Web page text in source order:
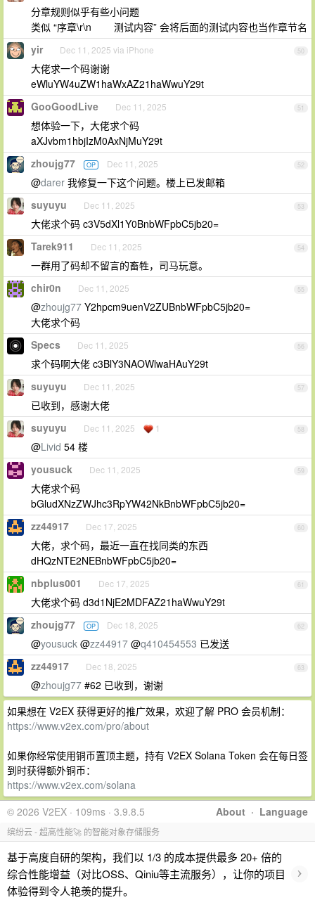
分章规则似乎有些小问题
类似 “序章\r\n 测试内容” 会将后面的测试内容也当作章节名
50
yir Dec 11, 2025 via iPhone
大佬求一个码谢谢
eWluYW4uZW1haWxAZ21haWwuY29t
51
GooGoodLive Dec 11, 2025
想体验一下，大佬求个码
aXJvbm1hbjIzM0AxNjMuY29t
52
zhoujg77 OP Dec 11, 2025
@darer 我修复一下这个问题。楼上已发邮箱
53
suyuyu Dec 11, 2025
大佬求个码 c3V5dXl1Y0BnbWFpbC5jb20=
54
Tarek911 Dec 11, 2025
一群用了码却不留言的畜牲，司马玩意。
55
chir0n Dec 11, 2025
@zhoujg77 Y2hpcm9uenV2ZUBnbWFpbC5jb20=
大佬求个码
56
Specs Dec 11, 2025
求个码啊大佬 c3BlY3NAOWlwaHAuY29t
57
suyuyu Dec 11, 2025
已收到，感谢大佬
58
suyuyu Dec 11, 2025 1
@Livid 54 楼
59
yousuck Dec 11, 2025
大佬求个码
bGludXNzZWJhc3RpYW42NkBnbWFpbC5jb20=
60
zz44917 Dec 17, 2025
大佬，求个码，最近一直在找同类的东西
dHQzNTE2NEBnbWFpbC5jb20=
61
nbplus001 Dec 17, 2025
大佬求个码 d3d1NjE2MDFAZ21haWwuY29t
62
zhoujg77 OP Dec 18, 2025
@yousuck @zz44917 @q410454553 已发送
63
zz44917 Dec 18, 2025
@zhoujg77 #62 已收到，谢谢
如果想在 V2EX 获得更好的推广效果，欢迎了解 PRO 会员机制：
https://www.v2ex.com/pro/about
如果你经常使用铜币置顶主题，持有 V2EX Solana Token 会在每日签
到时获得额外铜币：
https://www.v2ex.com/solana
About · Language
© 2026 V2EX · 109ms · 3.9.8.5
缤纷云 - 超高性能🚀 的智能对象存储服务
基于高度自研的架构，我们以 1/3 的成本提供最多 20+ 倍的
综合性能增益（对比OSS、Qiniu等主流服务），让你的项目
体验得到令人艳羡的提升。
›